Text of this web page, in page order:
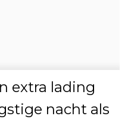
extra lading
nacht als